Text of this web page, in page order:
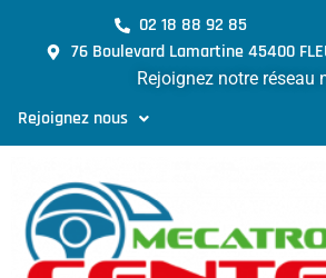
02 18 88 92 85
76 Boulevard Lamartine 45400
Rejoignez notre réseau
Rejoignez nous